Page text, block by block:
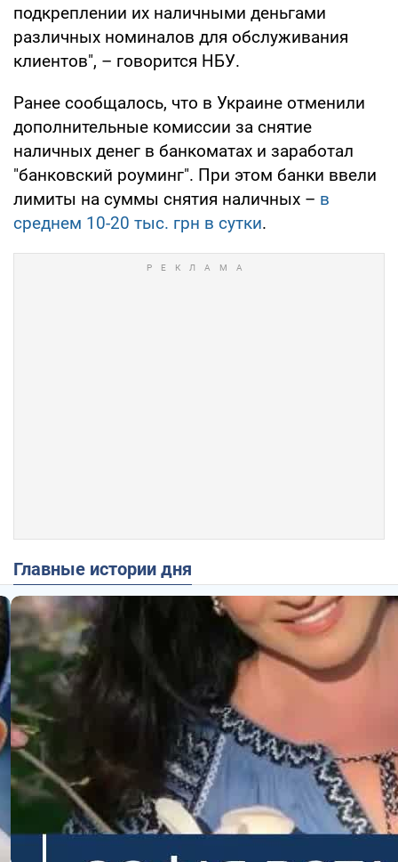
подкреплении их наличными деньгами
различных номиналов для обслуживания
клиентов", – говорится НБУ.
Ранее сообщалось, что в Украине отменили
дополнительные комиссии за снятие
наличных денег в банкоматах и заработал
"банковский роуминг". При этом банки ввели
лимиты на суммы снятия наличных – в
среднем 10-20 тыс. грн в сутки.
Главные истории дня